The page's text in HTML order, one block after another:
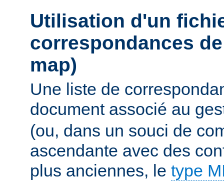
Utilisation d'un
correspondances
map)
Une liste de
document associé au
(ou, dans un souci de
ascendante avec des
plus anciennes, le type